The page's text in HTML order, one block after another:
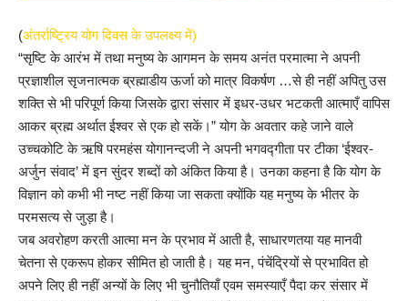
(अंतर्राष्ट्रिय योग दिवस के उपलक्ष्य में)
“सृष्टि के आरंभ में तथा मनुष्य के आगमन के समय अनंत परमात्मा ने अपनी
प्रज्ञाशील सृजनात्मक ब्रह्माडीय ऊर्जा को मात्र विकर्षण …से ही नहीं अपितु उस
शक्ति से भी परिपूर्ण किया जिसके द्वारा संसार में इधर-उधर भटकती आत्माएँ वापिस
आकर ब्रह्म अर्थात ईश्वर से एक हो सकें।” योग के अवतार कहे जाने वाले
उच्चकोटि के ऋषि परमहंस योगानन्दजी ने अपनी भगवद्गीता पर टीका ‘ईश्वर-
अर्जुन संवाद’ में इन सुंदर शब्दों को अंकित किया है। उनका कहना है कि योग के
विज्ञान को कभी भी नष्ट नहीं किया जा सकता क्योंकि यह मनुष्य के भीतर के
परमसत्य से जुड़ा है।
जब अवरोहण करती आत्मा मन के प्रभाव में आती है, साधारणतया यह मानवी
चेतना से एकरूप होकर सीमित हो जाती है। यह मन, पंचेंद्रियों से प्रभावित हो
अपने लिए ही नहीं अन्यों के लिए भी चुनौतियाँ एवम समस्याएँ पैदा कर संसार में